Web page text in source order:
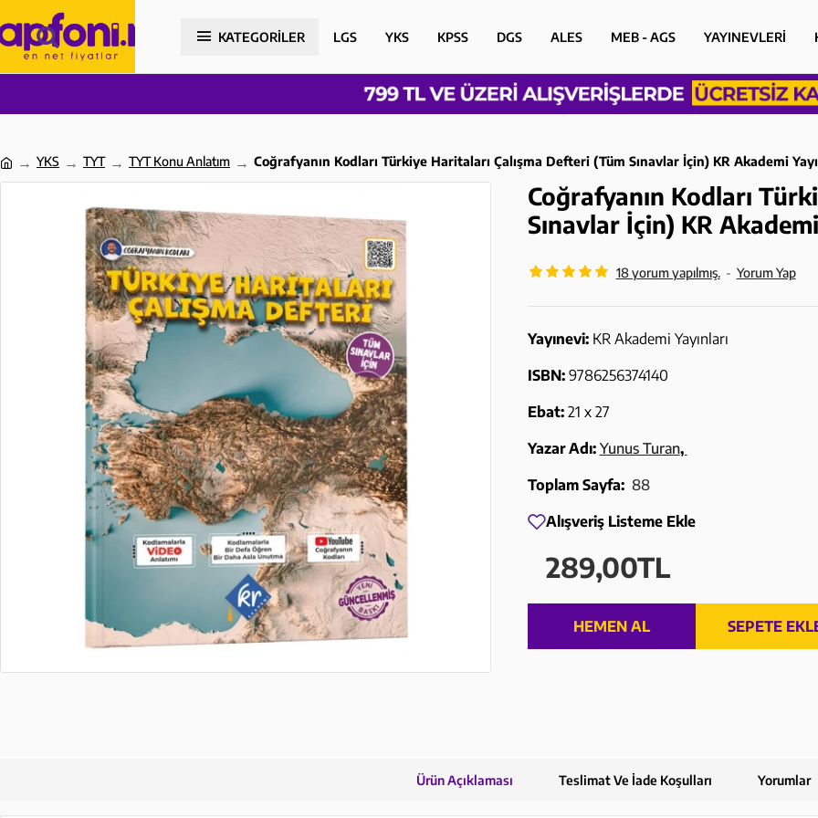
KATEGORİLER LGS YKS KPSS DGS ALES MEB - AGS YAYINEVLERİ
YKS TYT TYT Konu Anlatım Coğrafyanın Kodları Türkiye Haritaları Çalışma Defteri (Tüm Sınavlar İçin) KR Akademi
Coğrafyanın Kodları
Sınavlar İçin) KR
Yayınevi: KR Akademi Yayınları
ISBN: 9786256374140
Ebat: 21 x 27
Yazar Adı: Yunus Turan,
Toplam Sayfa: 88
Alışveriş Listeme Ekle
18 yorum yapılmış. - Yorum Yap
289,00TL
SEPETE
HEMEN AL
Ürün Açıklaması Teslimat Ve İade Koşulları Yorumlar